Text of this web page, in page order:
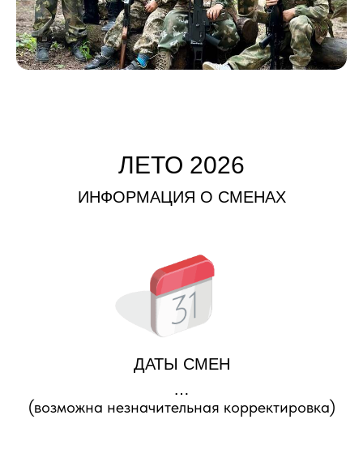
ЛЕТО 2026
ИНФОРМАЦИЯ О СМЕНАХ
ДАТЫ СМЕН
…
(возможна незначительная корректировка)